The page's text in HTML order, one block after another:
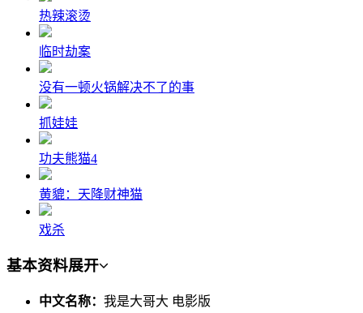
热辣滚烫
临时劫案
没有一顿火锅解决不了的事
抓娃娃
功夫熊猫4
黄貔：天降财神猫
戏杀
基本资料展开
中文名称： 我是大哥大 电影版